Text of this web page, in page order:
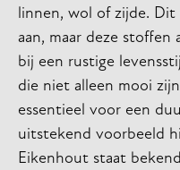
linnen, wol of zijde.
aan, maar deze stoffen
bij een rustige
die niet alleen mooi
essentieel voor een
uitstekend voorbeeld
Eikenhout staat